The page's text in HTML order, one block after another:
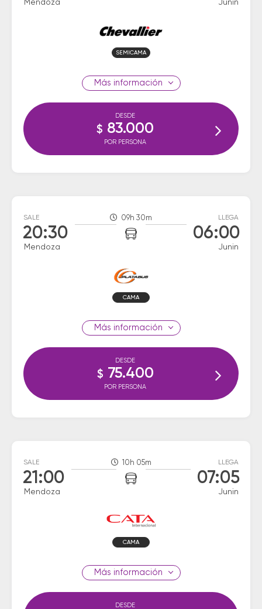
Mendoza Junin
SEMICAMA
información
DESDE
$ 83.000
POR PERSONA
SALE
20:30
Mendoza
09h 30m LLEGA
06:00
Junin
CAMA
información
DESDE
$ 75.400
POR PERSONA
SALE
21:00
Mendoza
10h 05m LLEGA
07:05
Junin
CAMA
información
DESDE